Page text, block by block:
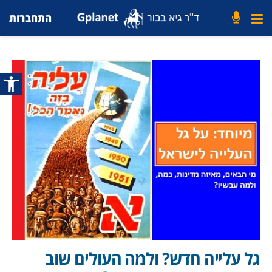
פתח
התחברות
גל עלייה חדש? ולמה העולים שוב